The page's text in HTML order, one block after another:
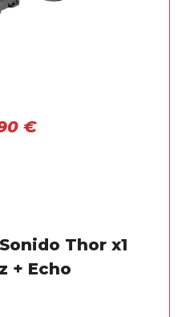
€
Thor x1
+ Echo